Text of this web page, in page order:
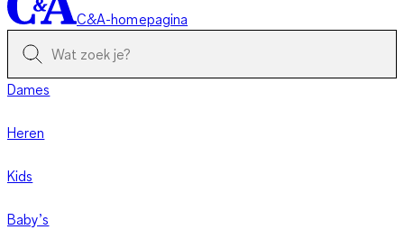
C&A-homepagina
Dames
Heren
Kids
Baby’s